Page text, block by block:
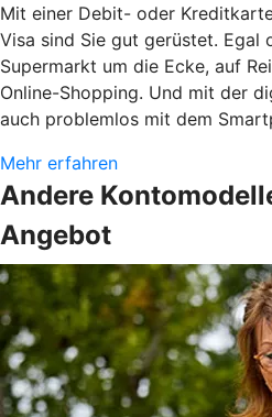
Mit einer Debit- oder
Visa sind Sie gut gerüstet. Egal
Supermarkt um die Ecke, auf
Online-Shopping. Und mit der
auch problemlos mit dem
Mehr erfahren
Andere
Angebot